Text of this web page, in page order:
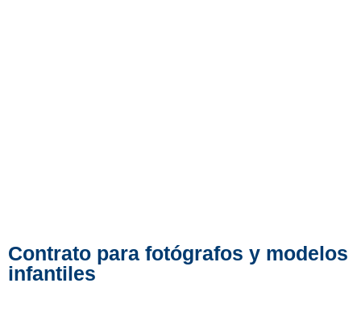
Contrato para fotógrafos y modelos
infantiles